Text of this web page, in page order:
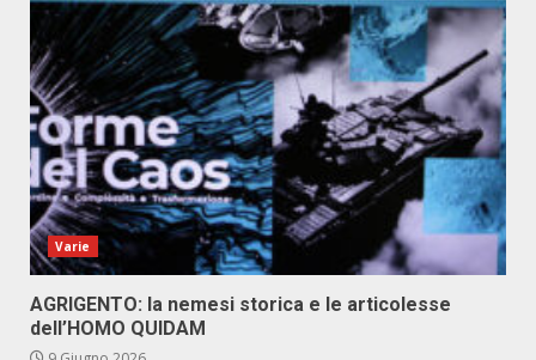
Varie
AGRIGENTO: la nemesi storica e le articolesse
dell’HOMO QUIDAM